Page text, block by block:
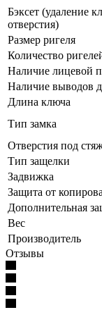
Бэксет (удаление
отверстия)
Размер ригеля
Количество
Наличие лицевой
Наличие выводов
Длина ключа
Тип замка
Отверстия под
Тип защелки
Задвижка
Защита от
Дополнительная
Вес
Производитель
Отзывы